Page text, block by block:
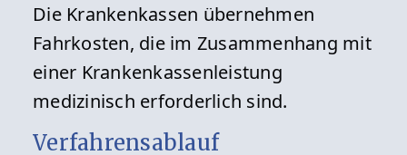
Die Krankenkassen übernehmen
Fahrkosten, die im Zusammenhang mit
einer Krankenkassenleistung
medizinisch erforderlich sind.
Verfahrensablauf